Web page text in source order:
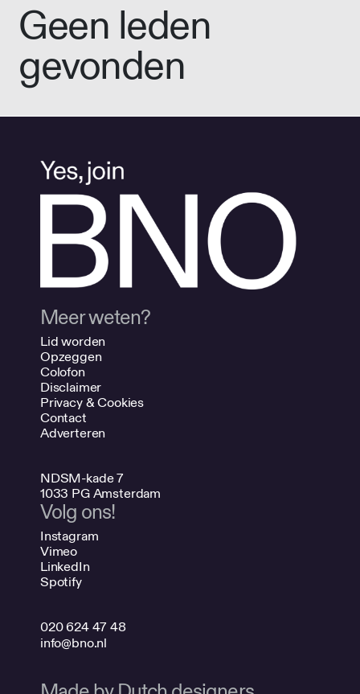
Geen leden
gevonden
Meer weten?
Lid worden
Opzeggen
Colofon
Disclaimer
Privacy & Cookies
Contact
Adverteren
NDSM-kade 7
1033 PG Amsterdam
Volg ons!
Instagram
Vimeo
LinkedIn
Spotify
020 624 47 48
info@bno.nl